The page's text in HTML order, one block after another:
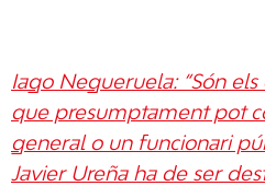
Iago Negueruela: “Són
que presumptament pot
general o un funcionari
Javier Ureña ha de ser